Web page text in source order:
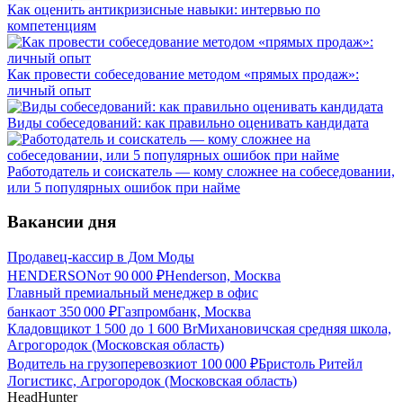
Как оценить антикризисные навыки: интервью по
компетенциям
Как провести собеседование методом «прямых продаж»:
личный опыт
Виды собеседований: как правильно оценивать кандидата
Работодатель и соискатель — кому сложнее на собеседовании,
или 5 популярных ошибок при найме
Вакансии дня
Продавец-кассир в Дом Моды
HENDERSONот 90 000 ₽Henderson, Москва
Главный премиальный менеджер в офис
банкаот 350 000 ₽Газпромбанк, Москва
Кладовщикот 1 500 до 1 600 BrМихановичская средняя школа,
Агрогородок (Московская область)
Водитель на грузоперевозкиот 100 000 ₽Бристоль Ритейл
Логистикс, Агрогородок (Московская область)
HeadHunter